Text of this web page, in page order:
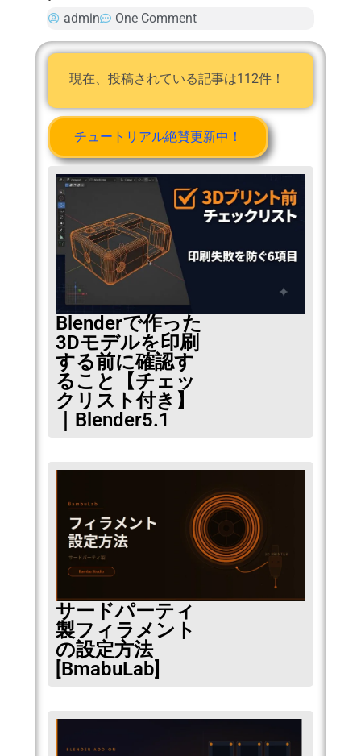
admin One Comment
現在、投稿されている記事は112件！
チュートリアル絶賛更新中！
Blenderで作った
3Dモデルを印刷
する前に確認す
ること【チェッ
クリスト付き】
｜Blender5.1
サードパーティ
製フィラメント
の設定方法
[BmabuLab]